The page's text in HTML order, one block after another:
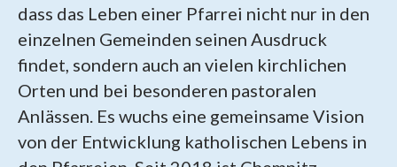
dass das Leben einer Pfarrei nicht nur in den
einzelnen Gemeinden seinen Ausdruck
findet, sondern auch an vielen kirchlichen
Orten und bei besonderen pastoralen
Anlässen. Es wuchs eine gemeinsame Vision
von der Entwicklung katholischen Lebens in